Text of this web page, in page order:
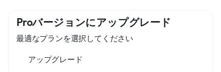
Proバージョンにアップグレード
最適なプランを選択してください
アップグレード